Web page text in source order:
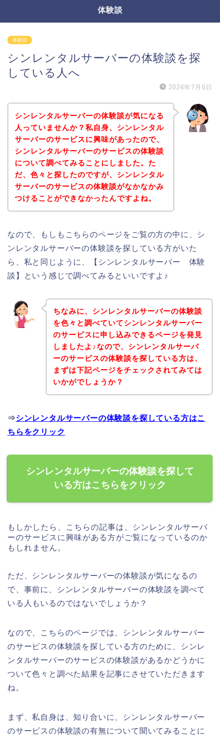
体験談
体験談
シンレンタルサーバーの体験談を探
している人へ
2024年7月6日
シンレンタルサーバーの体験談が気になる
人っていませんか？私自身、シンレンタル
サーバーのサービスに興味があったので、
シンレンタルサーバーのサービスの体験談
について調べてみることにしました。た
だ、色々と探したのですが、シンレンタル
サーバーのサービスの体験談がなかなかみ
つけることができなかったんですよね。
なので、もしもこちらのページをご覧の方の中に、シ
ンレンタルサーバーの体験談を探している方がいた
ら、私と同じように、【シンレンタルサーバー 体験
談】という感じで調べてみるといいですよ♪
ちなみに、シンレンタルサーバーの体験談
を色々と調べていてシンレンタルサーバー
のサービスに申し込みできるページを発見
しましたよ♪なので、シンレンタルサーバ
ーのサービスの体験談を探している方は、
まずは下記ページをチェックされてみては
いかがでしょうか？
⇒シンレンタルサーバーの体験談を探している方はこ
ちらをクリック
シンレンタルサーバーの体験談を探して
いる方はこちらをクリック
もしかしたら、こちらの記事は、シンレンタルサーバ
ーのサービスに興味がある方がご覧になっているのか
もしれません。
ただ、シンレンタルサーバーの体験談が気になるの
で、事前に、シンレンタルサーバーの体験談を調べて
いる人もいるのではないでしょうか？
なので、こちらのページでは、シンレンタルサーバー
のサービスの体験談を探している方のために、シンレ
ンタルサーバーのサービスの体験談があるかどうかに
ついて色々と調べた結果を記事にさせていただきます
ね。
まず、私自身は、知り合いに、シンレンタルサーバー
のサービスの体験談の有無について聞いてみることに